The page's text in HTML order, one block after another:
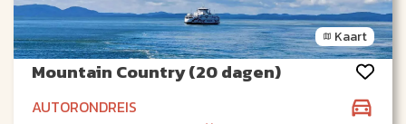
Kaart
Mountain Country (20 dagen)
AUTORONDREIS